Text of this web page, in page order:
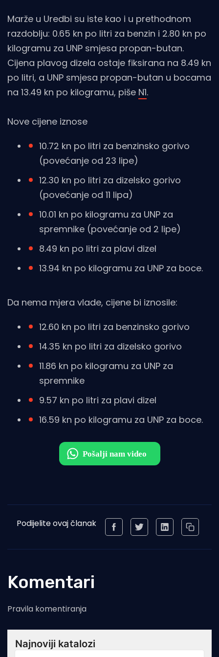
Marže u Uredbi su iste kao i u prethodnom
razdoblju: 0.65 kn po litri za benzin i 2.80 kn po
kilogramu za UNP smjesa propan-butan.
Cijena plavog dizela ostaje fiksirana na 8.49 kn
po litri, a UNP smjesa propan-butan u bocama
na 13.49 kn po kilogramu, piše N1.
Nove cijene iznose
10.72 kn po litri za benzinsko gorivo
(povećanje od 23 lipe)
12.30 kn po litri za dizelsko gorivo
(povećanje od 11 lipa)
10.01 kn po kilogramu za UNP za
spremnike (povećanje od 2 lipe)
8.49 kn po litri za plavi dizel
13.94 kn po kilogramu za UNP za boce.
Da nema mjera vlade, cijene bi iznosile:
12.60 kn po litri za benzinsko gorivo
14.35 kn po litri za dizelsko gorivo
11.86 kn po kilogramu za UNP za
spremnike
9.57 kn po litri za plavi dizel
16.59 kn po kilogramu za UNP za boce.
Podijelite ovaj članak
Komentari
Pravila komentiranja